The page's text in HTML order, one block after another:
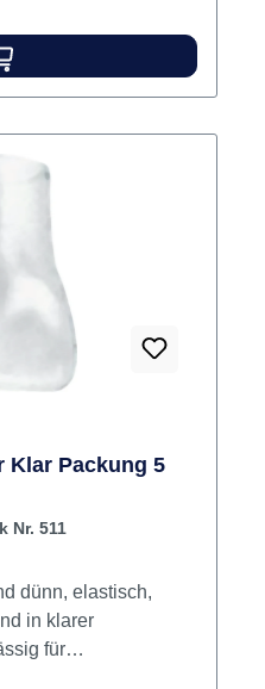
Klar Packung 5
Nr. 511
dünn, elastisch,
in klarer
für
dienen als